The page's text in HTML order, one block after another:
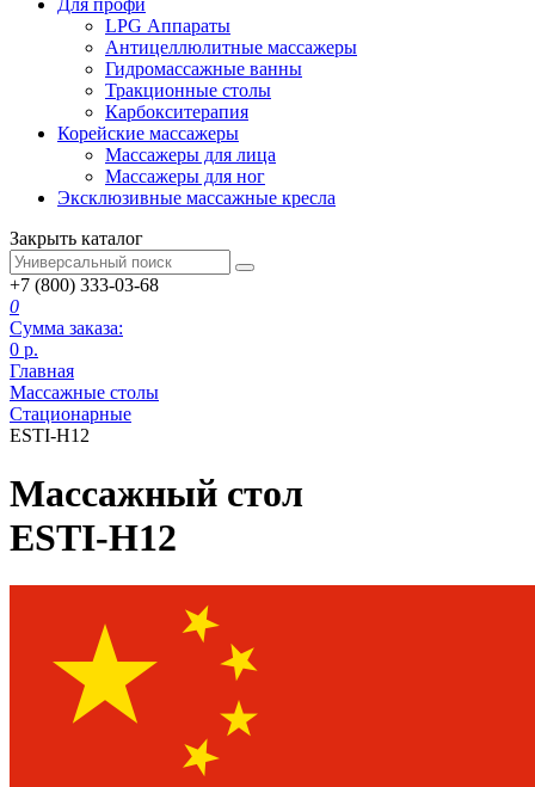
LPG Аппараты
Антицеллюлитные массажеры
Гидромассажные ванны
Тракционные столы
Карбокситерапия
Корейские массажеры
Массажеры для лица
Массажеры для ног
Эксклюзивные массажные кресла
Закрыть каталог
+7 (800) 333-03-68
0
Сумма заказа:
0 р.
Главная
Массажные столы
Стационарные
ESTI-H12
Массажный стол
ESTI-H12